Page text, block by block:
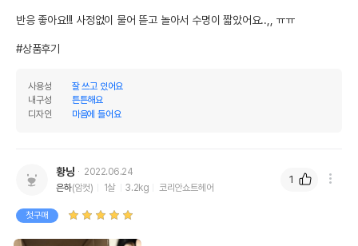
반응 좋아요!!! 사정없이 물어 뜯고 놀아서 수명이 짧았어요..,, ㅠㅠ
#상품후기
사용성
잘 쓰고 있어요
내구성
튼튼해요
디자인
마음에 들어요
황냥
2022.06.24
은하(암컷) 1살 3.2kg 코리안쇼트헤어
첫구매
1